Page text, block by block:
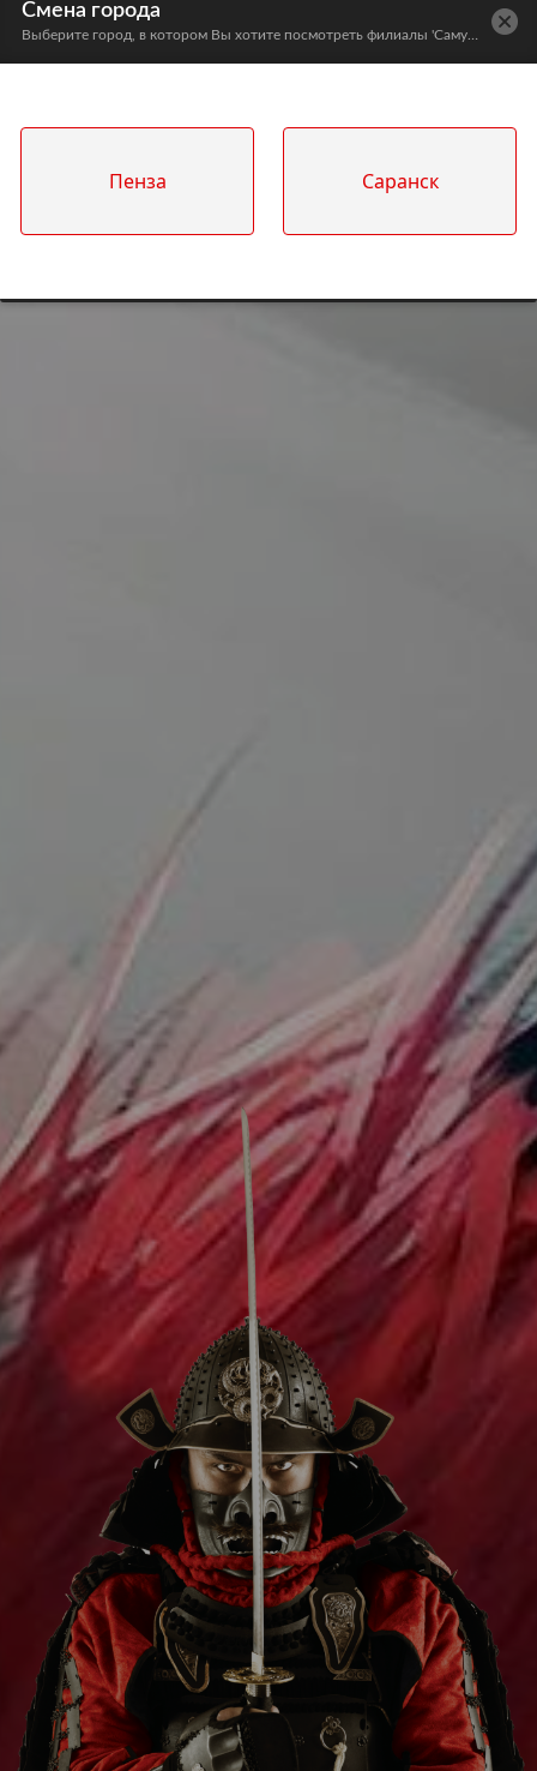
Смена города
Пенза Саранск